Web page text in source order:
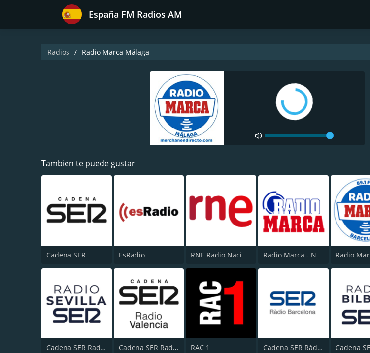
España FM Radios AM
Radios Radio Marca Málaga
También te puede gustar
Cadena SER EsRadio RNE Radio Nacional (Radio 1) Radio Marca - Nacional
Cadena SER Radio Sevilla Cadena SER Radio Valencia RAC 1 Cadena SER Ràdio Barcelona